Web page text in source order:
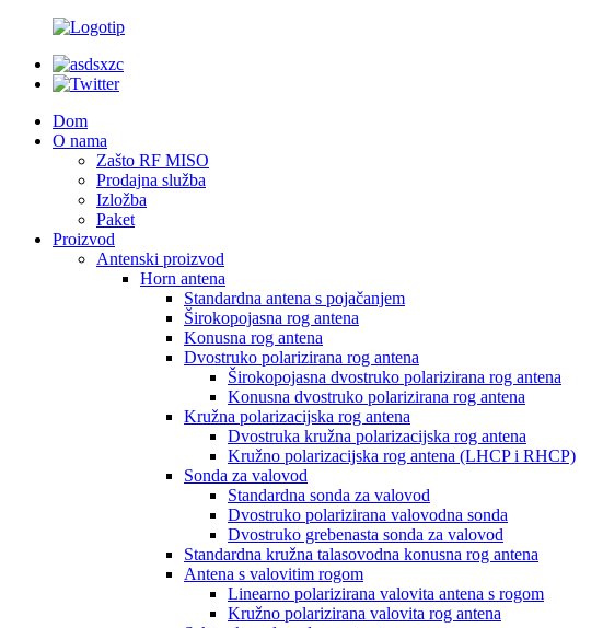
Dom
O nama
Zašto RF MISO
Prodajna služba
Izložba
Paket
Proizvod
Antenski proizvod
Horn antena
Standardna antena s pojačanjem
Širokopojasna rog antena
Konusna rog antena
Dvostruko polarizirana rog antena
Širokopojasna dvostruko polarizirana rog antena
Konusna dvostruko polarizirana rog antena
Kružna polarizacijska rog antena
Dvostruka kružna polarizacijska rog antena
Kružno polarizacijska rog antena (LHCP i RHCP)
Sonda za valovod
Standardna sonda za valovod
Dvostruko polarizirana valovodna sonda
Dvostruko grebenasta sonda za valovod
Standardna kružna talasovodna konusna rog antena
Antena s valovitim rogom
Linearno polarizirana valovita antena s rogom
Kružno polarizirana valovita rog antena